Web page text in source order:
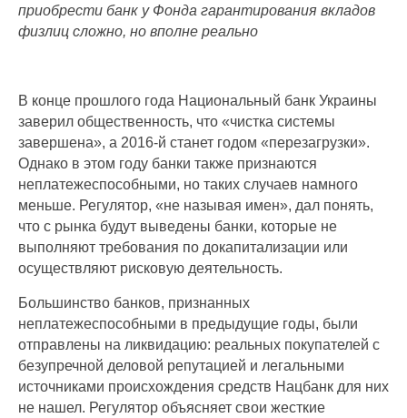
приобрести банк у Фонда гарантирования вкладов
физлиц сложно, но вполне реально
В конце прошлого года Национальный банк Украины
заверил общественность, что «чистка системы
завершена», а 2016-й станет годом «перезагрузки».
Однако в этом году банки также признаются
неплатежеспособными, но таких случаев намного
меньше. Регулятор, «не называя имен», дал понять,
что с рынка будут выведены банки, которые не
выполняют требования по докапитализации или
осуществляют рисковую деятельность.
Большинство банков, признанных
неплатежеспособными в предыдущие годы, были
отправлены на ликвидацию: реальных покупателей с
безупречной деловой репутацией и легальными
источниками происхождения средств Нацбанк для них
не нашел. Регулятор объясняет свои жесткие